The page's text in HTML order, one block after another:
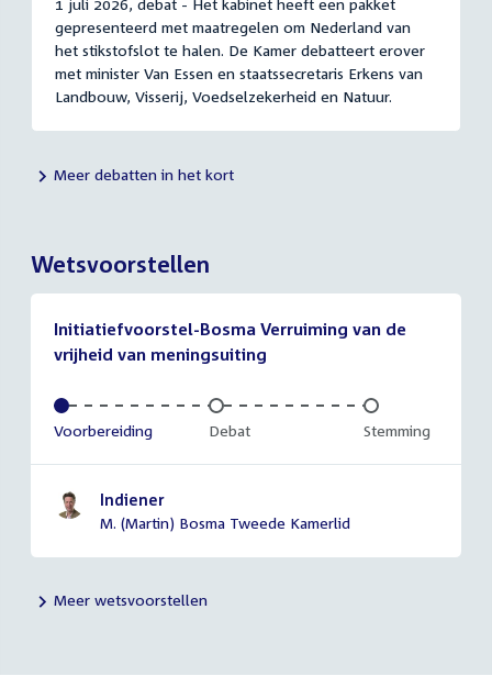
1 juli 2026, debat - Het kabinet heeft een pakket
gepresenteerd met maatregelen om Nederland van
het stikstofslot te halen. De Kamer debatteert erover
met minister Van Essen en staatssecretaris Erkens van
Landbouw, Visserij, Voedselzekerheid en Natuur.
Meer debatten in het kort
Wetsvoorstellen
Initiatiefvoorstel-Bosma Verruiming van de
vrijheid van meningsuiting
Voltooid:
Voorbereiding Onvoltooid:
Debat Onvoltooid:
Stemming
Indiener
M. (Martin) Bosma Tweede Kamerlid
Meer wetsvoorstellen